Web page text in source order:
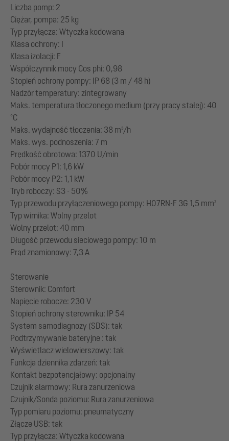
Liczba pomp: 2
Ciężar, pompa: 25 kg
Typ przyłącza: Wtyczka kodowana
Klasa ochrony: I
Klasa izolacji: F
Współczynnik mocy Cos phi: 0,98
Stopień ochrony pompy: IP 68 (3 m / 48 h)
Nadzór temperatury: zintegrowany
Maks. temperatura tłoczonego medium (przy pracy stałej): 40
°C
Maks. wydajność tłoczenia: 38 m³/h
Maks. wys. podnoszenia: 7 m
Prędkość obrotowa: 1370 U/min
Pobór mocy P1: 1,6 kW
Pobór mocy P2: 1,1 kW
Tryb roboczy: S3 - 50%
Typ przewodu przyłączeniowego pompy: H07RN-F 3G 1,5 mm²
Typ wirnika: Wolny przelot
Wolny przelot: 40 mm
Długość przewodu sieciowego pompy: 10 m
Prąd znamionowy: 7,3 A
Sterowanie
Sterownik: Comfort
Napięcie robocze: 230 V
Stopień ochrony sterowniku: IP 54
System samodiagnozy (SDS): tak
Podtrzymywanie bateryjne : tak
Wyświetlacz wielowierszowy: tak
Funkcja dziennika zdarzeń: tak
Kontakt bezpotencjałowy: opcjonalny
Czujnik alarmowy: Rura zanurzeniowa
Czujnik/Sonda poziomu: Rura zanurzeniowa
Typ pomiaru poziomu: pneumatyczny
Złącze USB: tak
Typ przyłącza: Wtyczka kodowana